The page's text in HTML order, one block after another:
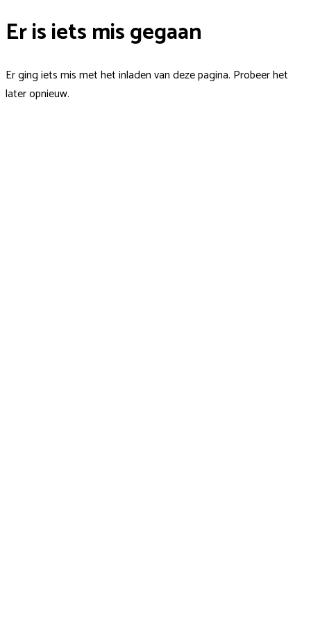
Er is iets mis gegaan
Er ging iets mis met het inladen van deze pagina. Probeer het
later opnieuw.